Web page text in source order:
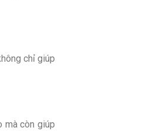
chỉ giúp
mà còn giúp